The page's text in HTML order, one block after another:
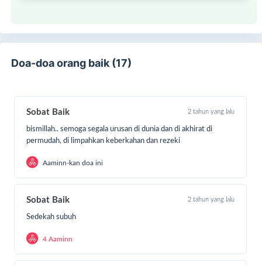
pelunasan tunggakan SPP, pembayaran biaya
tulis, sarana penunjang belajar dan bantuan
buku paket.
***
Doa-doa orang baik (17)
Sobat Baik 2 tahun yang lalu
bismillah.. semoga segala urusan di dunia dan di akhirat di
permudah, di limpahkan keberkahan dan rezeki
Aaminn-kan doa ini
Sobat Baik 2 tahun yang lalu
Sedekah subuh
4 Aaminn